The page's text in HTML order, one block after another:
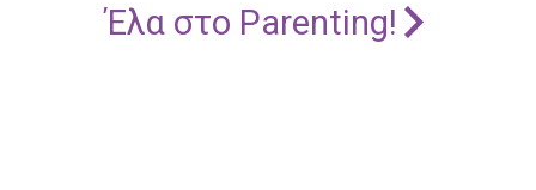
Έλα στο Parenting!